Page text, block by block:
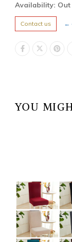
Availability: Out
Contact us ←
YOU